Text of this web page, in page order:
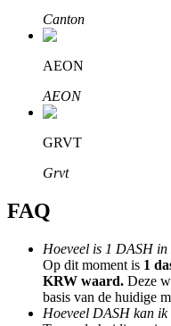
Bitrue Affiliates
Tot 65% commissies!
Canton
AEON
AEON
GRVT
Grvt
FAQ
Hoeveel is 1 DASH in
Op dit moment is 1
KRW waard. Deze
basis van de huidige
Hoeveel DASH kan